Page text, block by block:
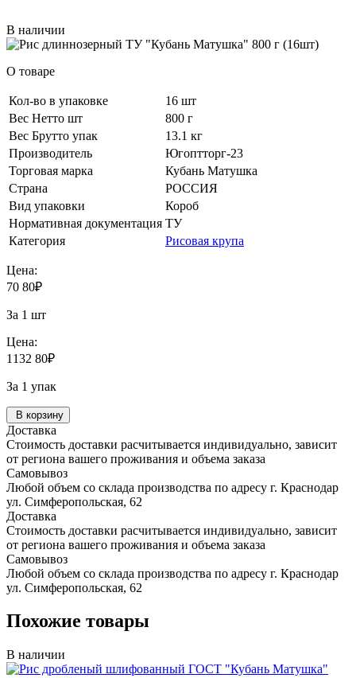
В наличии
О товаре
Кол-во в упаковке
16 шт
Вес Нетто шт
800 г
Вес Брутто упак
13.1 кг
Производитель
Югоптторг-23
Торговая марка
Кубань Матушка
Страна
РОССИЯ
Вид упаковки
Короб
Нормативная документация ТУ
Категория
Рисовая крупа
Цена:
70 80₽
За 1 шт
Цена:
1132 80₽
За 1 упак
В корзину
Доставка
Стоимость доставки расчитывается индивидуально, зависит
от региона вашего проживания и объема заказа
Самовывоз
Любой объем со склада производства по адресу г. Краснодар
ул. Симферопольская, 62
Доставка
Стоимость доставки расчитывается индивидуально, зависит
от региона вашего проживания и объема заказа
Самовывоз
Любой объем со склада производства по адресу г. Краснодар
ул. Симферопольская, 62
Похожие товары
В наличии